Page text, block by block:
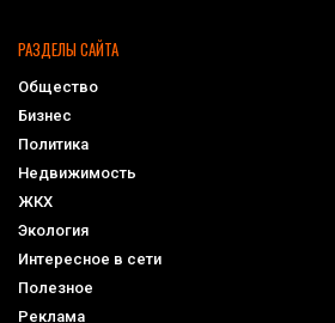
РАЗДЕЛЫ САЙТА
Общество
Бизнес
Политика
Недвижимость
ЖКХ
Экология
Интересное в сети
Полезное
Реклама